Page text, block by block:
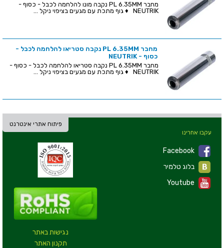
מחבר PL 6.35MM נקבה מונו להלחמה לכבל - כסוף -
NEUTRIK ♦ גוף מתכת עם מגעים בציפוי ניקל ...
מחבר PL 6.35MM נקבה סטריאו להלחמה לכבל -
כסוף - NEUTRIK
מחבר PL 6.35MM נקבה סטריאו להלחמה לכבל - כסוף -
NEUTRIK ♦ גוף מתכת עם מגעים בציפוי ניקל ...
פיתוח אתרי אינטרנט
נגישות באתר
תקנון האתר
עקבו אחרינו
Facebook
Youtube